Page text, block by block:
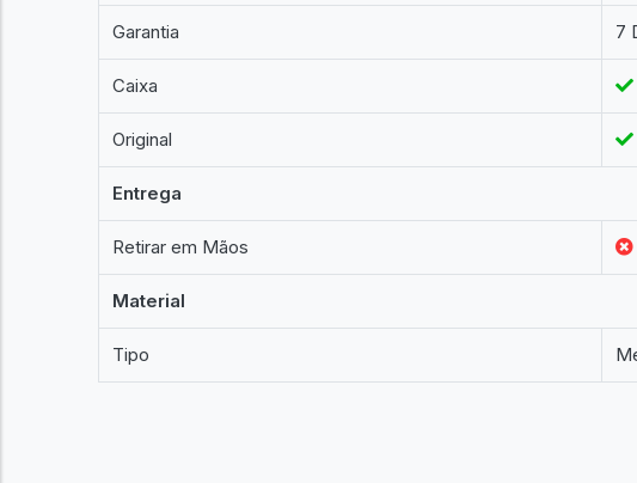
Garantia 7
Caixa
Original
Entrega
Retirar em Mãos
Material
Tipo